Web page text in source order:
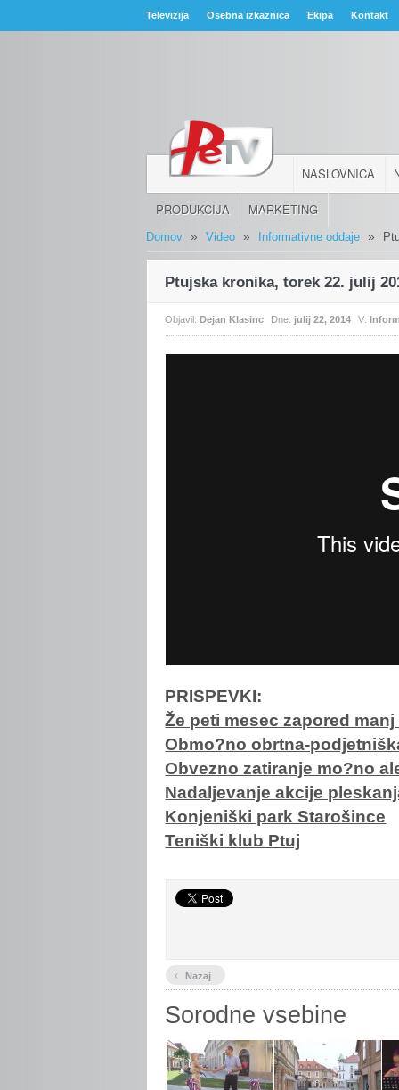
Televizija Osebna izkaznica Ekipa Kontakt
NASLOVNICA
PRODUKCIJA MARKETING
Domov » Video » Informativne oddaje »
Ptujska kronika, torek 22. julij
Objavil:Dejan Klasinc Dne: julij 22, 2014 V:
PRISPEVKI:
Že peti mesec zapored
Obmo?no obrtna-
Obvezno zatiranje mo?no
Nadaljevanje akcije
Konjeniški park Starošince
Teniški klub Ptuj
‹ Nazaj
Sorodne vsebine